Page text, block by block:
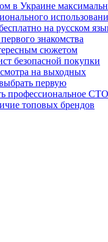
в Украине
на русском
знакомства
сюжетом
безопасной покупки
на выходных
первую
профессиональное
топовых брендов